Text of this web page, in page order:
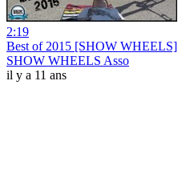
2:19
Best of 2015 [SHOW WHEELS]
SHOW WHEELS Asso
il y a 11 ans